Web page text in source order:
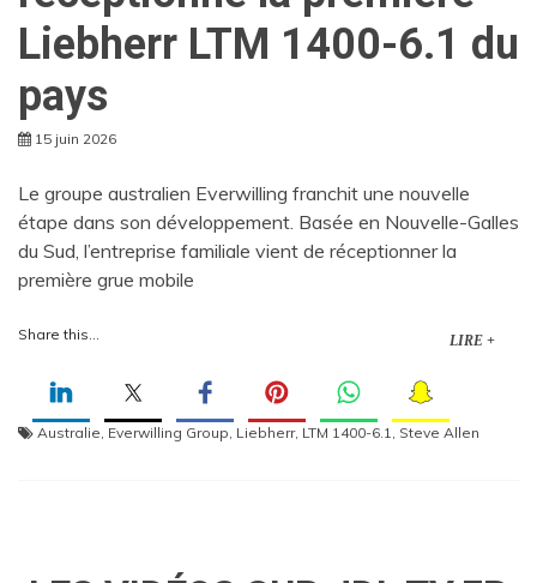
Liebherr LTM 1400-6.1 du
pays
15 juin 2026
Le groupe australien Everwilling franchit une nouvelle
étape dans son développement. Basée en Nouvelle-Galles
du Sud, l’entreprise familiale vient de réceptionner la
première grue mobile
Share this... LIRE +
Australie, Everwilling Group, Liebherr, LTM 1400-6.1, Steve Allen